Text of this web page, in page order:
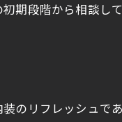
期段階から相談し
のリフレッシュで